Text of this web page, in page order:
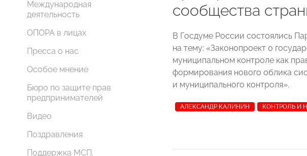
Международная
деятельность
ОПОРА в лицах
Пресса о нас
Особое мнение
Бюро по защите прав
предпринимателей
Видео
Поздравления
Поддержка МСП.
сообщества
В Госдуме России состоялись
на тему: «Законопроект о
муниципальном контроле как
формирования нового облика
и муниципального контроля».
АЛЕКСАНДР КАЛИНИН КОНТРОЛЬ И